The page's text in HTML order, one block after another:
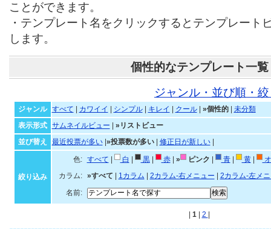
ことができます。
・テンプレート名をクリックするとテンプレート
します。
個性的なテンプレート一覧
ジャンル・並び順・
ジャンル すべて カワイイ シンプル| キレイ クール| »個性的| 未分類
表示形式
サムネイルビュー
»リストビュー
並び替え
最近投票が多い| »投票数が多い| 修正日が新しい|
絞り込み
色: すべて 白 黒| 赤| » ピンク 青| 黄|
カラム:
»すべて 1カラム 2カラム-右メニュー
2カラム-左メ
名前:
1 2